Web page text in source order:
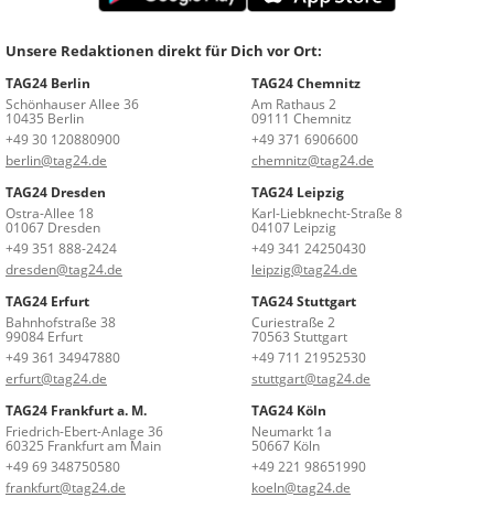
Unsere Redaktionen direkt für Dich vor Ort:
TAG24 Berlin
Schönhauser Allee 36
10435 Berlin
+49 30 120880900
berlin@tag24.de
TAG24 Chemnitz
Am Rathaus 2
09111 Chemnitz
+49 371 6906600
chemnitz@tag24.de
TAG24 Dresden
Ostra-Allee 18
01067 Dresden
+49 351 888-2424
dresden@tag24.de
TAG24 Leipzig
Karl-Liebknecht-Straße 8
04107 Leipzig
+49 341 24250430
leipzig@tag24.de
TAG24 Erfurt
Bahnhofstraße 38
99084 Erfurt
+49 361 34947880
erfurt@tag24.de
TAG24 Stuttgart
Curiestraße 2
70563 Stuttgart
+49 711 21952530
stuttgart@tag24.de
TAG24 Frankfurt a. M.
Friedrich-Ebert-Anlage 36
60325 Frankfurt am Main
+49 69 348750580
frankfurt@tag24.de
TAG24 Köln
Neumarkt 1a
50667 Köln
+49 221 98651990
koeln@tag24.de